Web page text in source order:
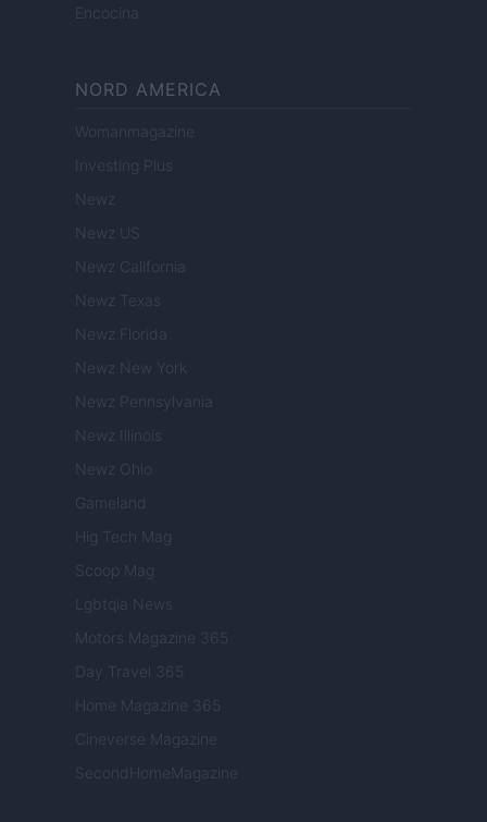
Encocina
NORD AMERICA
Womanmagazine
Investing Plus
Newz
Newz US
Newz California
Newz Texas
Newz Florida
Newz New York
Newz Pennsylvania
Newz Illinois
Newz Ohio
Gameland
Hig Tech Mag
Scoop Mag
Lgbtqia News
Motors Magazine 365
Day Travel 365
Home Magazine 365
Cineverse Magazine
SecondHomeMagazine